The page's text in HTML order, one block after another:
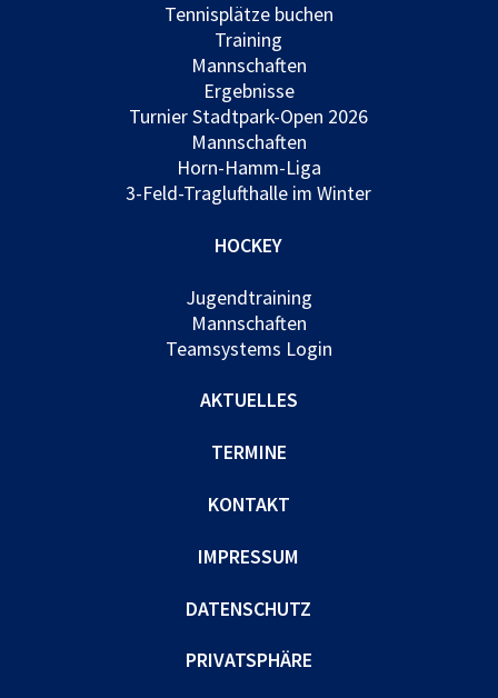
Tennisplätze buchen
Training
Mannschaften
Ergebnisse
Turnier Stadtpark-Open 2026
Mannschaften
Horn-Hamm-Liga
3-Feld-Traglufthalle im Winter
HOCKEY
Jugendtraining
Mannschaften
Teamsystems Login
AKTUELLES
TERMINE
KONTAKT
IMPRESSUM
DATENSCHUTZ
PRIVATSPHÄRE